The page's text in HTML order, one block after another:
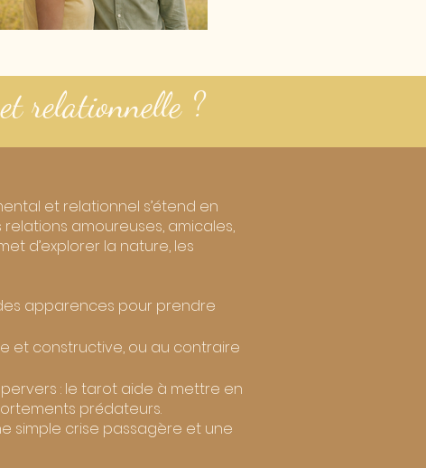
relationnelle ?
et relationnel s’étend en
relations amoureuses, amicales,
d’explorer la nature, les
apparences pour prendre
et constructive, ou au contraire
: le tarot aide à mettre en
prédateurs.
simple crise passagère et une